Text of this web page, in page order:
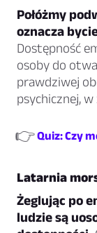
Połóżmy
oznacza
Dostępność
osoby do
prawdziwej
psychicznej,
👉Quiz: Czy
Latarnia
Żeglując po
ludzie są